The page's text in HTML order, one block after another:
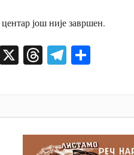
још није завршен.
Email
X ThreadsTelegram